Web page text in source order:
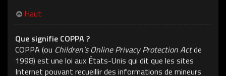
Haut
Que signifie COPPA ?
COPPA (ou Children’s Online Privacy Protection Actde
1998) est une loi aux États-Unis qui dit que les sites
Internet pouvant recueillir des informations de mineurs